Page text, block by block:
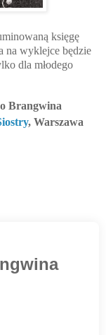
księgę
na wyklejce będzie
dla młodego
Brangwina
, Warszawa